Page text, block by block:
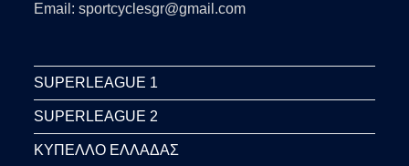
Email: sportcyclesgr@gmail.com
SUPERLEAGUE 1
SUPERLEAGUE 2
ΚΥΠΕΛΛΟ ΕΛΛΑΔΑΣ